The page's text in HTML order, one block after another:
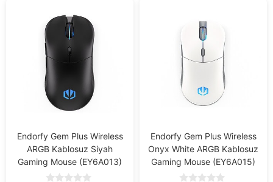
Endorfy Gem Plus Wireless
ARGB Kablosuz Siyah
Gaming Mouse (EY6A013)
Endorfy Gem Plus Wireless
Onyx White ARGB Kablosuz
Gaming Mouse (EY6A015)